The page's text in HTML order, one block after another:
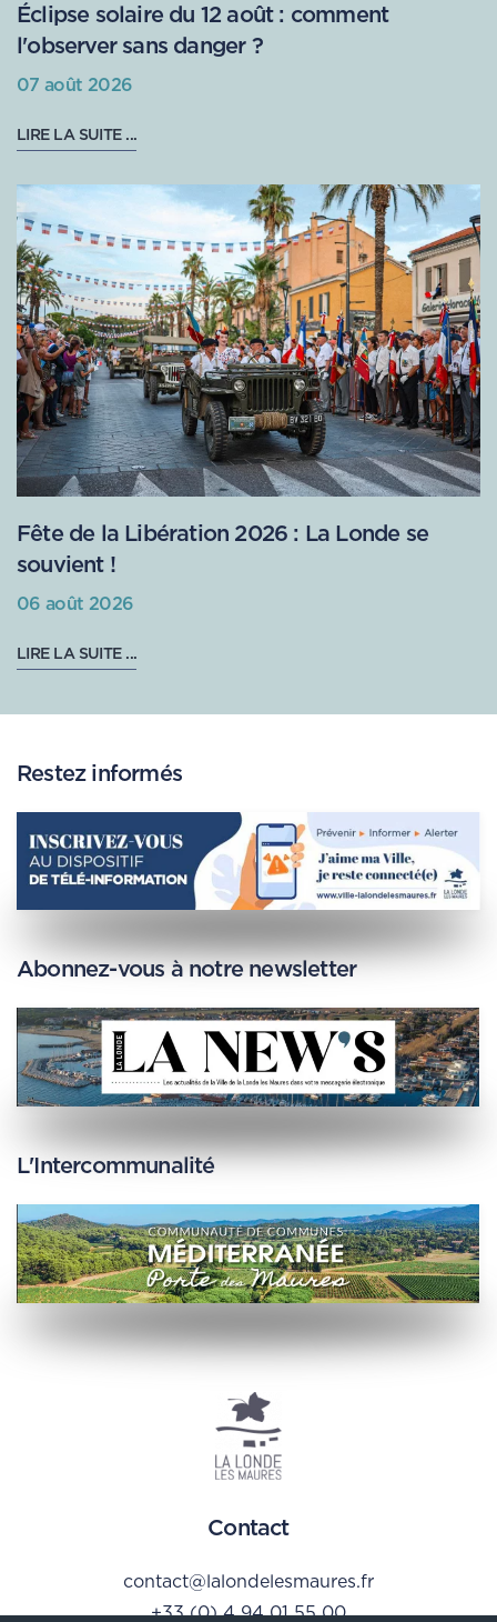
Éclipse solaire du 12 août : comment
l'observer sans danger ?
07 août 2026
LIRE LA SUITE ...
Fête de la Libération 2026 : La Londe se
souvient !
06 août 2026
LIRE LA SUITE ...
Restez informés
Abonnez-vous à notre newsletter
L'Intercommunalité
Contact
contact@lalondelesmaures.fr
+33 (0) 4 94 01 55 00